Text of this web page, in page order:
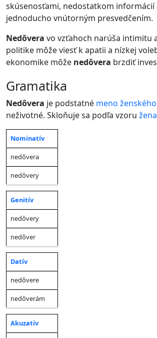
skúsenosťami, nedostatkom informácií
jednoducho vnútorným presvedčením.
Nedôvera vo vzťahoch narúša intimitu
politike môže viesť k apatii a nízkej
ekonomike môže nedôvera brzdiť
gramatika
Nedôvera je podstatné meno
neživotné. Skloňuje sa podľa vzoru žena
Pád
Jednotné
číslo
Nominatív
nedôvera
nedôvery
Genitív
nedôvery
nedôver
Datív
nedôvere
nedôverám
Akuzatív